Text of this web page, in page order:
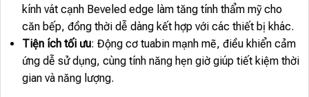
kính vát cạnh Beveled edge làm tăng tính thẩm mỹ cho
căn bếp, đồng thời dễ dàng kết hợp với các thiết bị khác.
Tiện ích tối ưu: Động cơ tuabin mạnh mẽ, điều khiển cảm
ứng dễ sử dụng, cùng tính năng hẹn giờ giúp tiết kiệm thời
gian và năng lượng.